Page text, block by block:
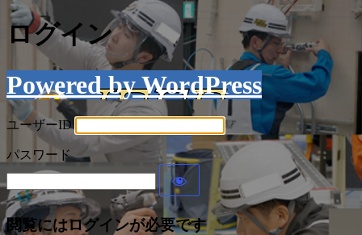
ログイン
Powered by WordPress
ユーザーID
パスワード
閲覧にはログインが必要です